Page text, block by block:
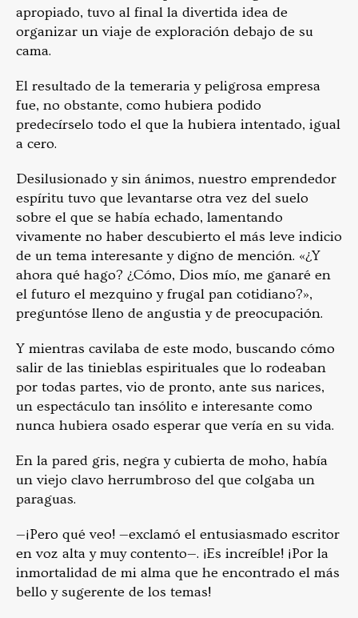
apropiado, tuvo al final la divertida idea de
organizar un viaje de exploración debajo de su
cama.
El resultado de la temeraria y peligrosa empresa
fue, no obstante, como hubiera podido
predecírselo todo el que la hubiera intentado, igual
a cero.
Desilusionado y sin ánimos, nuestro emprendedor
espíritu tuvo que levantarse otra vez del suelo
sobre el que se había echado, lamentando
vivamente no haber descubierto el más leve indicio
de un tema interesante y digno de mención. «¿Y
ahora qué hago? ¿Cómo, Dios mío, me ganaré en
el futuro el mezquino y frugal pan cotidiano?»,
preguntóse lleno de angustia y de preocupación.
Y mientras cavilaba de este modo, buscando cómo
salir de las tinieblas espirituales que lo rodeaban
por todas partes, vio de pronto, ante sus narices,
un espectáculo tan insólito e interesante como
nunca hubiera osado esperar que vería en su vida.
En la pared gris, negra y cubierta de moho, había
un viejo clavo herrumbroso del que colgaba un
paraguas.
—¡Pero qué veo! —exclamó el entusiasmado escritor
en voz alta y muy contento—. ¡Es increíble! ¡Por la
inmortalidad de mi alma que he encontrado el más
bello y sugerente de los temas!